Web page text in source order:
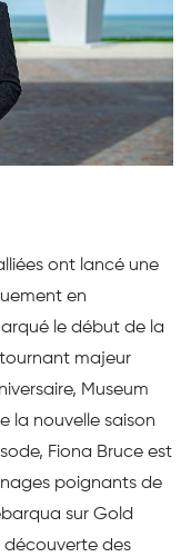
ont lancé une
en
le début de la
majeur
Museum
la nouvelle saison
Fiona Bruce est
poignants de
sur Gold
découverte des